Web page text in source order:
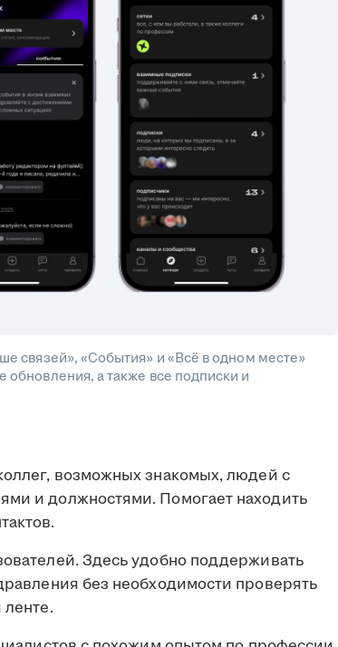
связей», «События» и «Всё в одном месте»
а также все подписки и
возможных знакомых, людей с
и должностями. Помогает находить
Здесь удобно поддерживать
без необходимости проверять